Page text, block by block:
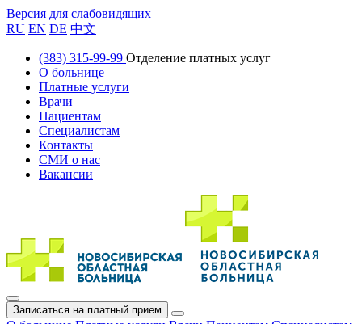
Версия для слабовидящих
RU EN DE 中文
(383) 315-99-99 Отделение платных услуг
О больнице
Платные услуги
Врачи
Пациентам
Специалистам
Контакты
СМИ о нас
Вакансии
Записаться на платный прием